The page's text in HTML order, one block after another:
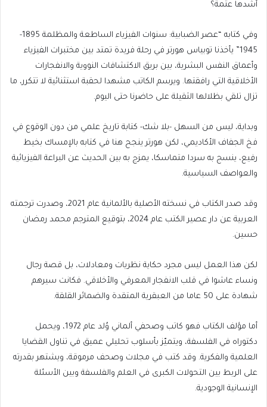
أشدها عتمة؟
وفي كتابه “عصر الضبابية: سنوات الفيزياء الساطعة والمظلمة 1895-
1945” يأخذنا توبياس هورتر في رحلة فريدة تمتد بين مختبرات الفيزياء
وأعماق النفس البشرية، بين بريق الاكتشافات النووية والانفجارات
الأخلاقية التي رافقتها. ويرسم الكاتب مشهدا لحقبة استثنائية لا تتكرر، ما
تزال تلقي بظلالها الثقيلة على حاضرنا حتى اليوم.
وبداية، ليس من السهل -بلا شك- كتابة تاريخ علمي من دون الوقوع في
فخ الجفاف الأكاديمي، لكن هورتر ينجح هنا في كتابه بالإمساك بخيط
رفيع، ينسج به سردا متماسكا، يمزج به بين الحديث عن البراعة الفيزيائية
والعواصف السياسية.
وقد صدر الكتاب في نسخته الأصلية بالألمانية عام 2021، وصدرت ترجمته
العربية عن دار عصير الكتب عام 2024، بتوقيع المترجم محمد رمضان
حسين.
لكن هذا العمل ليس مجرد حكاية نظريات ومعادلات، بل قصة رجال
ونساء عاشوا في قلب الانفجار المعرفي والأخلاقي. فكانت سيرهم
شهادة على 50 عاما من العبقرية المتقدة والضمائر القلقة.
أما مؤلف الكتاب فهو كاتب وصحفي ألماني وُلد عام 1972، ويحمل
دكتوراه في الفلسفة، ويتميّز بأسلوب تحليلي عميق في تناول القضايا
العلمية والفكرية. وقد كتب في مجلات وصحف مرموقة، ويشتهر بقدرته
على الربط بين التحولات الكبرى في العلم والفلسفة وبين الأسئلة
الإنسانية الوجودية.